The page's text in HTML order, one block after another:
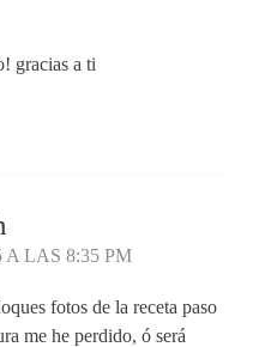
gracias a ti
A LAS 8:35 PM
fotos de la receta paso
me he perdido, ó será